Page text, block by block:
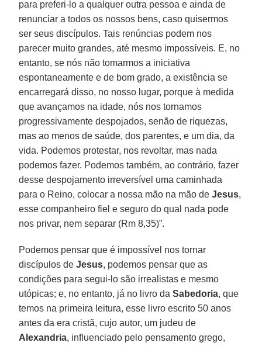
para preferi-lo a qualquer outra pessoa e ainda de
renunciar a todos os nossos bens, caso quisermos
ser seus discípulos. Tais renúncias podem nos
parecer muito grandes, até mesmo impossíveis. E, no
entanto, se nós não tomarmos a iniciativa
espontaneamente e de bom grado, a existência se
encarregará disso, no nosso lugar, porque à medida
que avançamos na idade, nós nos tornamos
progressivamente despojados, senão de riquezas,
mas ao menos de saúde, dos parentes, e um dia, da
vida. Podemos protestar, nos revoltar, mas nada
podemos fazer. Podemos também, ao contrário, fazer
desse despojamento irreversível uma caminhada
para o Reino, colocar a nossa mão na mão deJesus,
esse companheiro fiel e seguro do qual nada pode
nos privar, nem separar (Rm 8,35)”.
Podemos pensar que é impossível nos tornar
discípulos deJesus, podemos pensar que as
condições para segui-lo são irrealistas e mesmo
utópicas; e, no entanto, já no livro daSabedoria, que
temos na primeira leitura, esse livro escrito 50 anos
antes da era cristã, cujo autor, um judeu de
Alexandria, influenciado pelo pensamento grego,